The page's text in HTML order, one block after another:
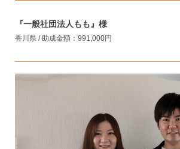
『一般社団法人もも』様
香川県 / 助成金額：991,000円